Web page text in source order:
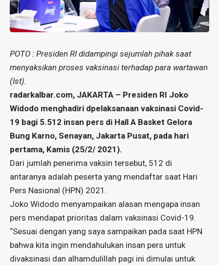
POTO : Presiden RI didampingi sejumlah pihak saat
menyaksikan proses vaksinasi terhadap para wartawan
(Ist).
radarkalbar.com, JAKARTA – Presiden RI Joko
Widodo menghadiri dpelaksanaan vaksinasi Covid-
19 bagi 5.512 insan pers di Hall A Basket Gelora
Bung Karno, Senayan, Jakarta Pusat, pada hari
pertama, Kamis (25/2/ 2021).
Dari jumlah penerima vaksin tersebut, 512 di
antaranya adalah peserta yang mendaftar saat Hari
Pers Nasional (HPN) 2021.
Joko Widodo menyampaikan alasan mengapa insan
pers mendapat prioritas dalam vaksinasi Covid-19.
“Sesuai dengan yang saya sampaikan pada saat HPN
bahwa kita ingin mendahulukan insan pers untuk
divaksinasi dan alhamdulillah pagi ini dimulai untuk